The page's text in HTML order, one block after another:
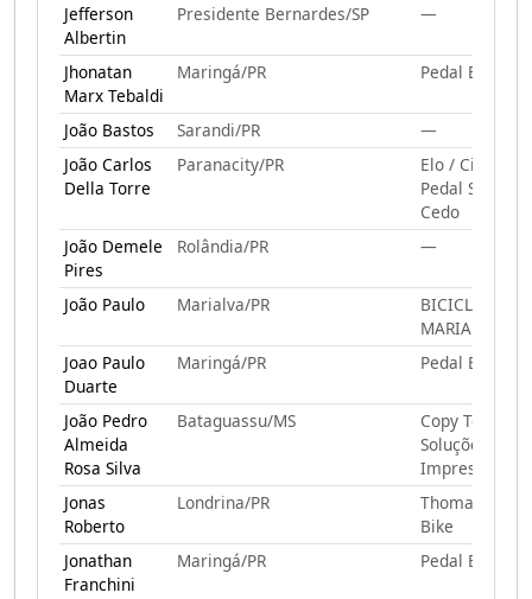
Jefferson
Albertin
Presidente Bernardes/SP —
Jhonatan
Marx Tebaldi
Maringá/PR Pedal E Gole
João Bastos Sarandi/PR
—
João Carlos
Della Torre
Paranacity/PR
Elo / Cilada /
Pedal Sábado
Cedo
João Demele
Pires
Rolândia/PR —
João Paulo Marialva/PR
MARIALVA
Joao Paulo
Duarte
Maringá/PR Pedal E Gole
João Pedro
Almeida
Rosa Silva
Bataguassu/MS
Copy Tech
Soluções Para
Impressão
Jonas
Roberto
Londrina/PR
Thomas Skate
Bike
Jonathan
Franchini
Maringá/PR Pedal E Gole